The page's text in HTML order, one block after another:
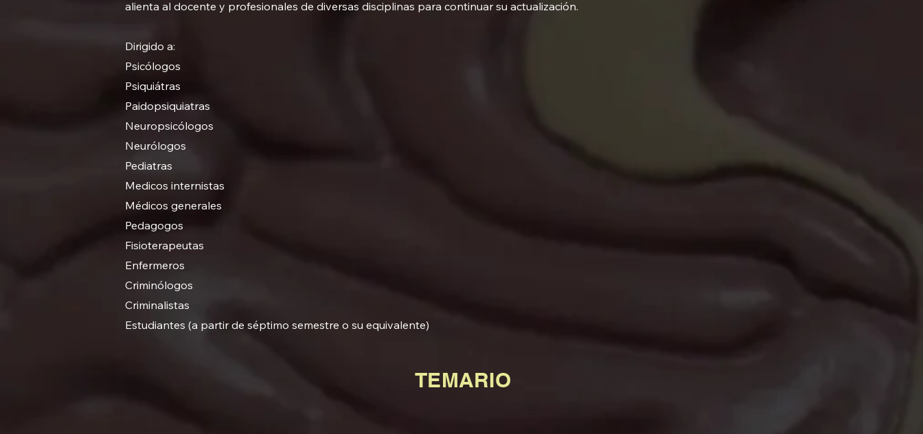
alienta al docente y profesionales de diversas disciplinas para continuar su actualización.
Dirigido a:
Psicólogos
Psiquiátras
Paidopsiquiatras
Neuropsicólogos
Neurólogos
Pediatras
Medicos internistas
Médicos generales
Pedagogos
Fisioterapeutas
Enfermeros
Criminólogos
Criminalistas
Estudiantes (a partir de séptimo semestre o su equivalente)
TEMARIO